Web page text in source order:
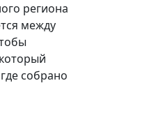
региона
между
собрано